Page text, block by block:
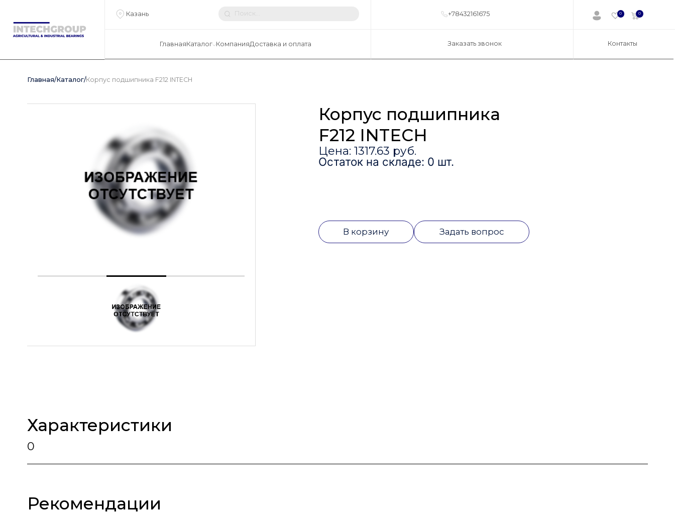
Казань +78432161675 0 0
ГлавнаяКаталог КомпанияДоставка и оплата Заказать звонок Контакты
Главная/Каталог/Корпус подшипника F212 INTECH
Корпус подшипника
F212 INTECH
Цена: 1317.63 руб.
Остаток на складе: 0 шт.
В корзину Задать вопрос
Характеристики
0
Рекомендации